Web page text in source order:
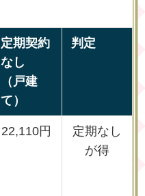
定期契約
なし
（戸建
て）
判定
22,110円
定期なし
が得